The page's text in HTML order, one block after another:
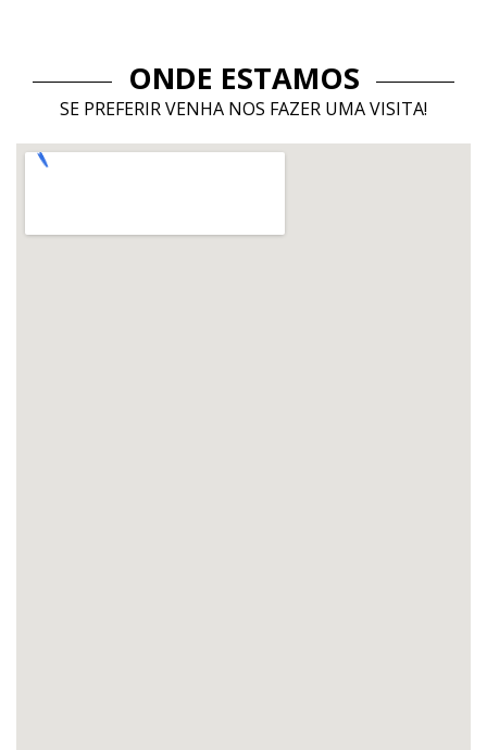
ONDE ESTAMOS
SE PREFERIR VENHA NOS FAZER UMA VISITA!